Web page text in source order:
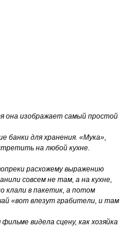
она изображает самый простой
банки для хранения. «Мука»,
на любой кухне.
расхожему выражению
совсем не там, а на кухне,
клали в пакетик, а потом
«вот влезут грабители, и там
видела сцену, как хозяйка